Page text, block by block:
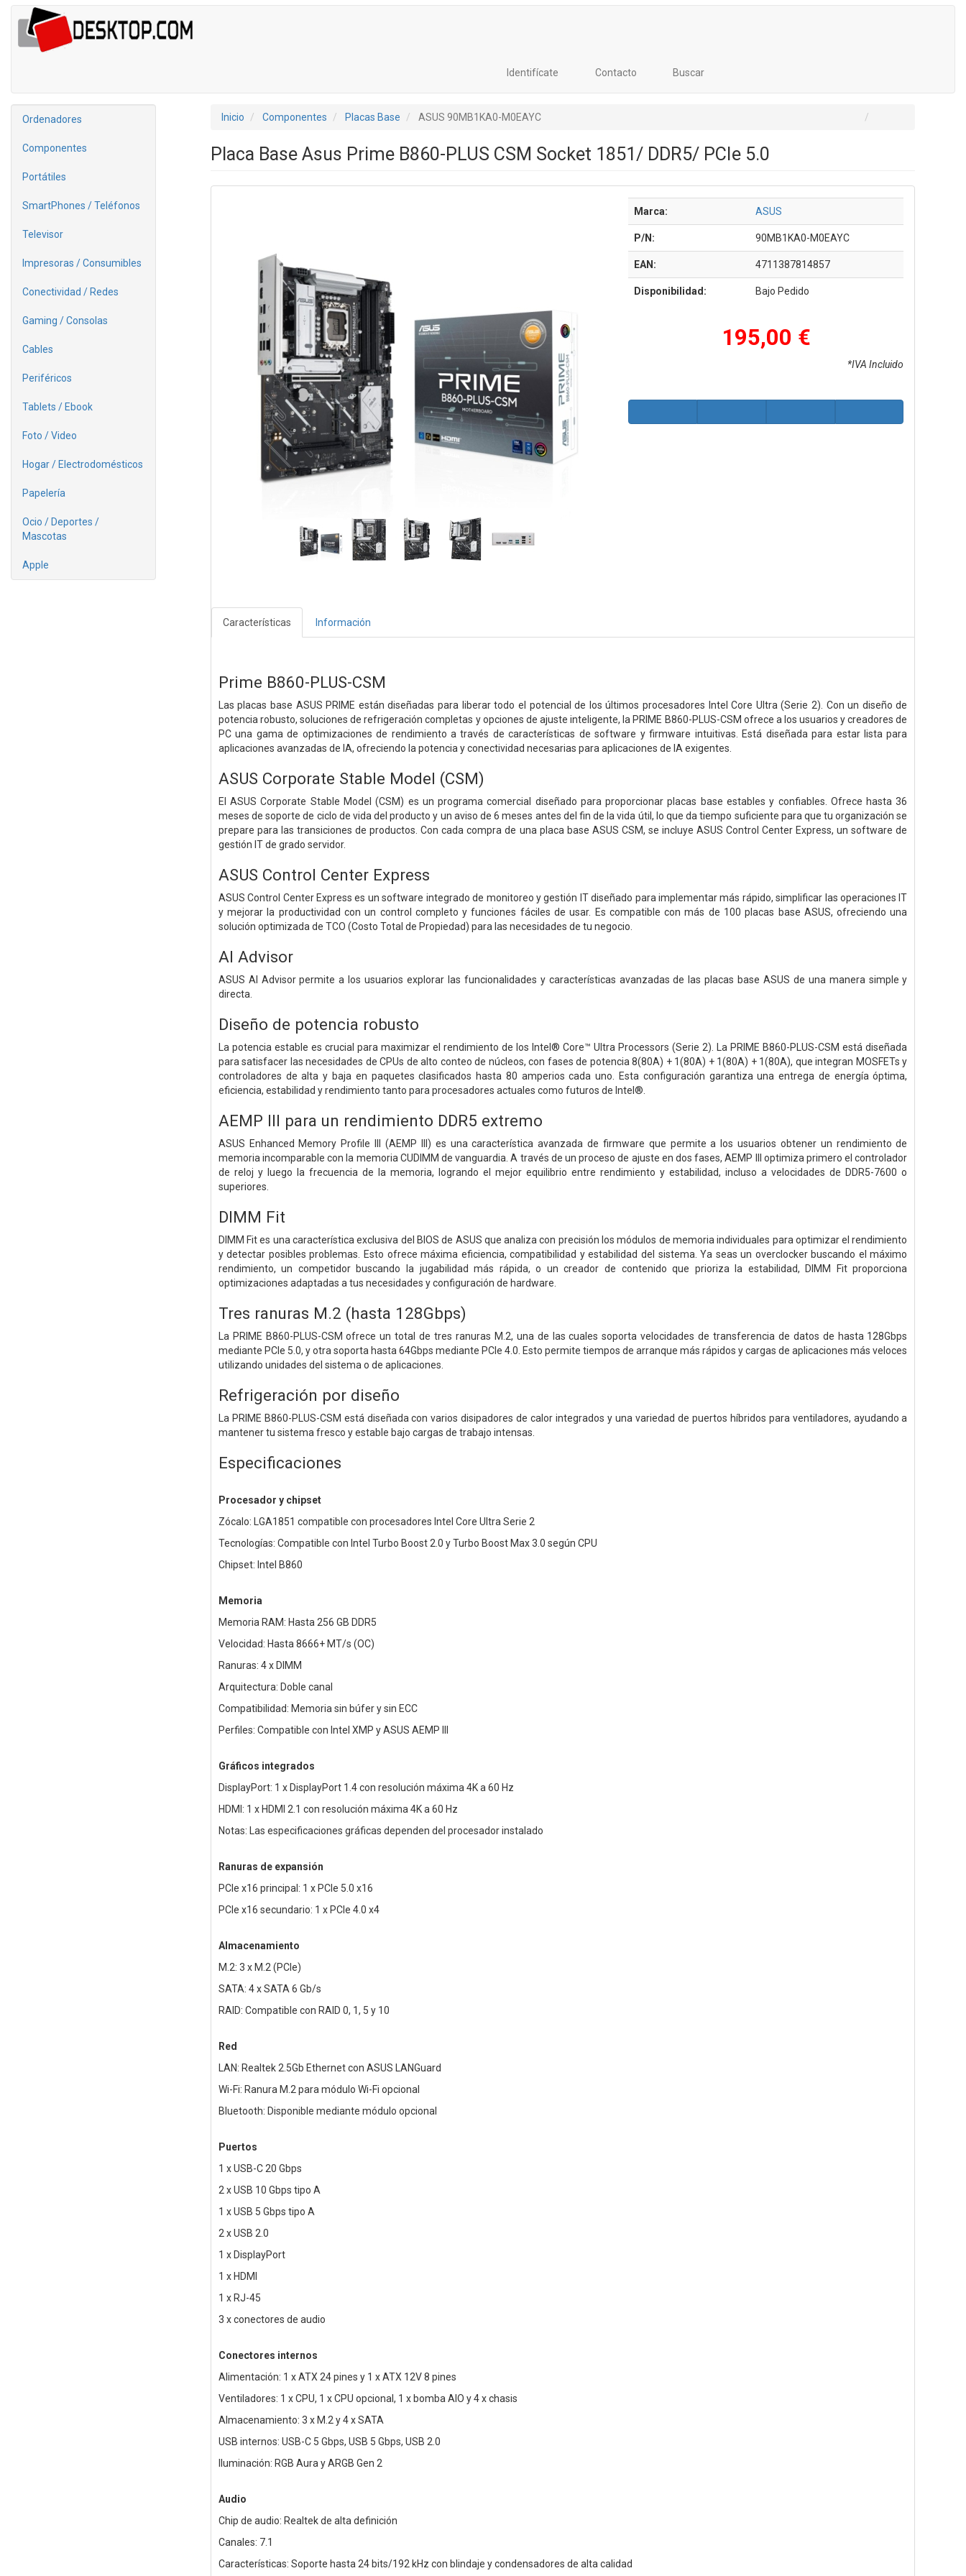
Identifícate Contacto Buscar
Ordenadores
Componentes
Portátiles
SmartPhones / Teléfonos
Televisor
Impresoras / Consumibles
Conectividad / Redes
Gaming / Consolas
Cables
Periféricos
Tablets / Ebook
Foto / Video
Hogar / Electrodomésticos
Papelería
Ocio / Deportes /
Mascotas
Apple
Inicio Componentes Placas Base ASUS 90MB1KA0-M0EAYC
Placa Base Asus Prime B860-PLUS CSM Socket 1851/ DDR5/ PCIe 5.0
Marca: ASUS
P/N: 90MB1KA0-M0EAYC
EAN: 4711387814857
Disponibilidad: Bajo Pedido
195,00 €
*IVA Incluido
Características Información
Prime B860-PLUS-CSM
Las placas base ASUS PRIME están diseñadas para liberar todo el potencial de los últimos procesadores Intel Core Ultra (Serie 2). Con un diseño de
potencia robusto, soluciones de refrigeración completas y opciones de ajuste inteligente, la PRIME B860-PLUS-CSM ofrece a los usuarios y creadores de
PC una gama de optimizaciones de rendimiento a través de características de software y firmware intuitivas. Está diseñada para estar lista para
aplicaciones avanzadas de IA, ofreciendo la potencia y conectividad necesarias para aplicaciones de IA exigentes.
ASUS Corporate Stable Model (CSM)
El ASUS Corporate Stable Model (CSM) es un programa comercial diseñado para proporcionar placas base estables y confiables. Ofrece hasta 36
meses de soporte de ciclo de vida del producto y un aviso de 6 meses antes del fin de la vida útil, lo que da tiempo suficiente para que tu organización se
prepare para las transiciones de productos. Con cada compra de una placa base ASUS CSM, se incluye ASUS Control Center Express, un software de
gestión IT de grado servidor.
ASUS Control Center Express
ASUS Control Center Express es un software integrado de monitoreo y gestión IT diseñado para implementar más rápido, simplificar las operaciones IT
y mejorar la productividad con un control completo y funciones fáciles de usar. Es compatible con más de 100 placas base ASUS, ofreciendo una
solución optimizada de TCO (Costo Total de Propiedad) para las necesidades de tu negocio.
AI Advisor
ASUS AI Advisor permite a los usuarios explorar las funcionalidades y características avanzadas de las placas base ASUS de una manera simple y
directa.
Diseño de potencia robusto
La potencia estable es crucial para maximizar el rendimiento de los Intel® Core™ Ultra Processors (Serie 2). La PRIME B860-PLUS-CSM está diseñada
para satisfacer las necesidades de CPUs de alto conteo de núcleos, con fases de potencia 8(80A) + 1(80A) + 1(80A) + 1(80A), que integran MOSFETs y
controladores de alta y baja en paquetes clasificados hasta 80 amperios cada uno. Esta configuración garantiza una entrega de energía óptima,
eficiencia, estabilidad y rendimiento tanto para procesadores actuales como futuros de Intel®.
AEMP III para un rendimiento DDR5 extremo
ASUS Enhanced Memory Profile III (AEMP III) es una característica avanzada de firmware que permite a los usuarios obtener un rendimiento de
memoria incomparable con la memoria CUDIMM de vanguardia. A través de un proceso de ajuste en dos fases, AEMP III optimiza primero el controlador
de reloj y luego la frecuencia de la memoria, logrando el mejor equilibrio entre rendimiento y estabilidad, incluso a velocidades de DDR5-7600 o
superiores.
DIMM Fit
DIMM Fit es una característica exclusiva del BIOS de ASUS que analiza con precisión los módulos de memoria individuales para optimizar el rendimiento
y detectar posibles problemas. Esto ofrece máxima eficiencia, compatibilidad y estabilidad del sistema. Ya seas un overclocker buscando el máximo
rendimiento, un competidor buscando la jugabilidad más rápida, o un creador de contenido que prioriza la estabilidad, DIMM Fit proporciona
optimizaciones adaptadas a tus necesidades y configuración de hardware.
Tres ranuras M.2 (hasta 128Gbps)
La PRIME B860-PLUS-CSM ofrece un total de tres ranuras M.2, una de las cuales soporta velocidades de transferencia de datos de hasta 128Gbps
mediante PCIe 5.0, y otra soporta hasta 64Gbps mediante PCIe 4.0. Esto permite tiempos de arranque más rápidos y cargas de aplicaciones más veloces
utilizando unidades del sistema o de aplicaciones.
Refrigeración por diseño
La PRIME B860-PLUS-CSM está diseñada con varios disipadores de calor integrados y una variedad de puertos híbridos para ventiladores, ayudando a
mantener tu sistema fresco y estable bajo cargas de trabajo intensas.
Especificaciones
Procesador y chipset
Zócalo: LGA1851 compatible con procesadores Intel Core Ultra Serie 2
Tecnologías: Compatible con Intel Turbo Boost 2.0 y Turbo Boost Max 3.0 según CPU
Chipset: Intel B860
Memoria
Memoria RAM: Hasta 256 GB DDR5
Velocidad: Hasta 8666+ MT/s (OC)
Ranuras: 4 x DIMM
Arquitectura: Doble canal
Compatibilidad: Memoria sin búfer y sin ECC
Perfiles: Compatible con Intel XMP y ASUS AEMP III
Gráficos integrados
DisplayPort: 1 x DisplayPort 1.4 con resolución máxima 4K a 60 Hz
HDMI: 1 x HDMI 2.1 con resolución máxima 4K a 60 Hz
Notas: Las especificaciones gráficas dependen del procesador instalado
Ranuras de expansión
PCIe x16 principal: 1 x PCIe 5.0 x16
PCIe x16 secundario: 1 x PCIe 4.0 x4
Almacenamiento
M.2: 3 x M.2 (PCIe)
SATA: 4 x SATA 6 Gb/s
RAID: Compatible con RAID 0, 1, 5 y 10
Red
LAN: Realtek 2.5Gb Ethernet con ASUS LANGuard
Wi-Fi: Ranura M.2 para módulo Wi-Fi opcional
Bluetooth: Disponible mediante módulo opcional
Puertos
1 x USB-C 20 Gbps
2 x USB 10 Gbps tipo A
1 x USB 5 Gbps tipo A
2 x USB 2.0
1 x DisplayPort
1 x HDMI
1 x RJ-45
3 x conectores de audio
Conectores internos
Alimentación: 1 x ATX 24 pines y 1 x ATX 12V 8 pines
Ventiladores: 1 x CPU, 1 x CPU opcional, 1 x bomba AIO y 4 x chasis
Almacenamiento: 3 x M.2 y 4 x SATA
USB internos: USB-C 5 Gbps, USB 5 Gbps, USB 2.0
Iluminación: RGB Aura y ARGB Gen 2
Audio
Chip de audio: Realtek de alta definición
Canales: 7.1
Características: Soporte hasta 24 bits/192 kHz con blindaje y condensadores de alta calidad